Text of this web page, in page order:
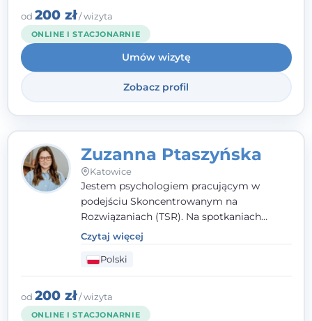
ich nie widzisz, pomogę Ci je odsłonić.
od 200 zł/ wizyta
ONLINE I STACJONARNIE
Umów wizytę
Zobacz profil
Zuzanna Ptaszyńska
Katowice
Jestem psychologiem pracującym w
podejściu Skoncentrowanym na
Rozwiązaniach (TSR). Na spotkaniach
pracuję w sposób dopasowany do Ciebie -
nawet jeśli na starcie nie wiesz dokładnie,
czego potrzebujesz, odkrywamy to razem,
krok po kroku. Towarzyszę dorosłym oraz
młodzieży od 13. roku życia.
Czytaj więcej
Polski
od 200 zł/ wizyta
ONLINE I STACJONARNIE